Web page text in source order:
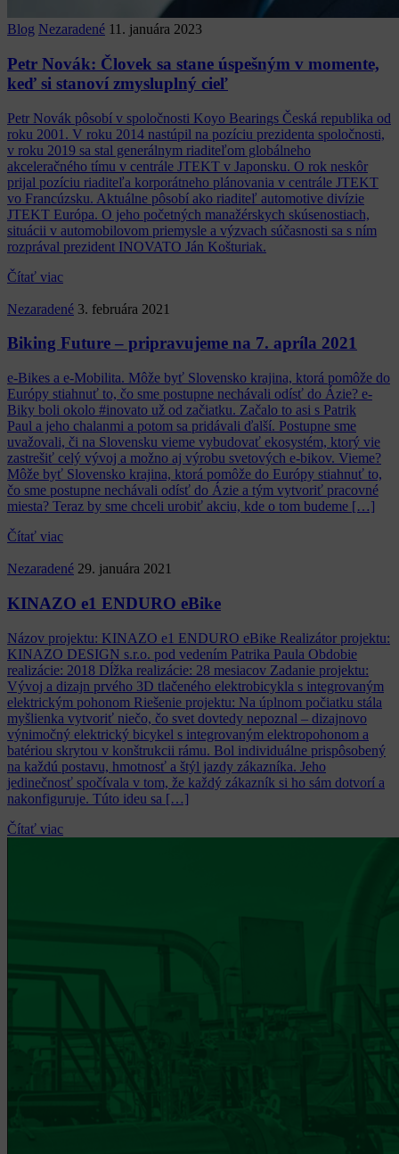
Blog Nezaradené 11. januára 2023
Petr Novák: Človek sa stane úspešným v momente,
keď si stanoví zmysluplný cieľ
Petr Novák pôsobí v spoločnosti Koyo Bearings Česká republika od
roku 2001. V roku 2014 nastúpil na pozíciu prezidenta spoločnosti,
v roku 2019 sa stal generálnym riaditeľom globálneho
akceleračného tímu v centrále JTEKT v Japonsku. O rok neskôr
prijal pozíciu riaditeľa korporátneho plánovania v centrále JTEKT
vo Francúzsku. Aktuálne pôsobí ako riaditeľ automotive divízie
JTEKT Európa. O jeho početných manažérskych skúsenostiach,
situácii v automobilovom priemysle a výzvach súčasnosti sa s ním
rozprával prezident INOVATO Ján Košturiak.
Čítať viac
Nezaradené 3. februára 2021
Biking Future – pripravujeme na 7. apríla 2021
e-Bikes a e-Mobilita. Môže byť Slovensko krajina, ktorá pomôže do
Európy stiahnuť to, čo sme postupne nechávali odísť do Ázie? e-
Biky boli okolo #inovato už od začiatku. Začalo to asi s Patrik
Paul a jeho chalanmi a potom sa pridávali ďalší. Postupne sme
uvažovali, či na Slovensku vieme vybudovať ekosystém, ktorý vie
zastrešiť celý vývoj a možno aj výrobu svetových e-bikov. Vieme?
Môže byť Slovensko krajina, ktorá pomôže do Európy stiahnuť to,
čo sme postupne nechávali odísť do Ázie a tým vytvoriť pracovné
miesta? Teraz by sme chceli urobiť akciu, kde o tom budeme […]
Čítať viac
Nezaradené 29. januára 2021
KINAZO e1 ENDURO eBike
Názov projektu: KINAZO e1 ENDURO eBike Realizátor projektu:
KINAZO DESIGN s.r.o. pod vedením Patrika Paula Obdobie
realizácie: 2018 Dĺžka realizácie: 28 mesiacov Zadanie projektu:
Vývoj a dizajn prvého 3D tlačeného elektrobicykla s integrovaným
elektrickým pohonom Riešenie projektu: Na úplnom počiatku stála
myšlienka vytvoriť niečo, čo svet dovtedy nepoznal – dizajnovo
výnimočný elektrický bicykel s integrovaným elektropohonom a
batériou skrytou v konštrukcii rámu. Bol individuálne prispôsobený
na každú postavu, hmotnosť a štýl jazdy zákazníka. Jeho
jedinečnosť spočívala v tom, že každý zákazník si ho sám dotvorí a
nakonfiguruje. Túto ideu sa […]
Čítať viac